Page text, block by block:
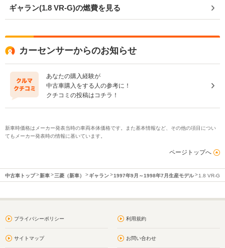
ギャラン(1.8 VR-G)の燃費を見る
カーセンサーからのお知らせ
あなたの購入経験が
中古車購入をする人の参考に！
クチコミの投稿はコチラ！
新車時価格はメーカー発表当時の車両本体価格です。また基本情報など、その他の項目につい
てもメーカー発表時の情報に基いています。
ページトップへ
中古車トップ 新車 三菱（新車） ギャラン 1997年9月～1998年7月生産モデル 1.8 VR-G
プライバシーポリシー 利用規約
サイトマップ お問い合わせ